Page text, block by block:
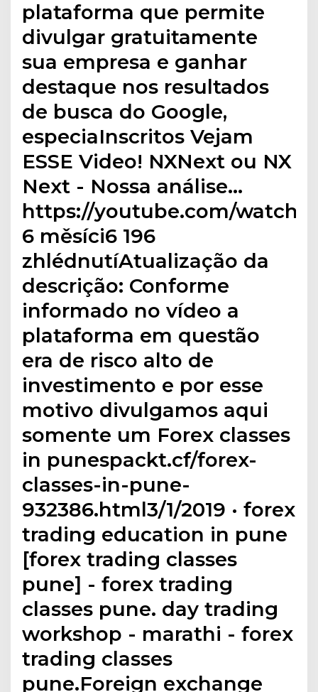
plataforma que permite
divulgar gratuitamente
sua empresa e ganhar
destaque nos resultados
de busca do Google,
especiaInscritos Vejam
ESSE Video! NXNext ou NX
Next - Nossa análise…
https://youtube.com/
6 měsíci6 196
zhlédnutíAtualização da
descrição: Conforme
informado no vídeo a
plataforma em questão
era de risco alto de
investimento e por esse
motivo divulgamos aqui
somente um Forex classes
in punespackt.cf/forex-
classes-in-pune-
932386.html3/1/2019 · forex
trading education in pune
[forex trading classes
pune] - forex trading
classes pune. day trading
workshop - marathi - forex
trading classes
pune.Foreign exchange